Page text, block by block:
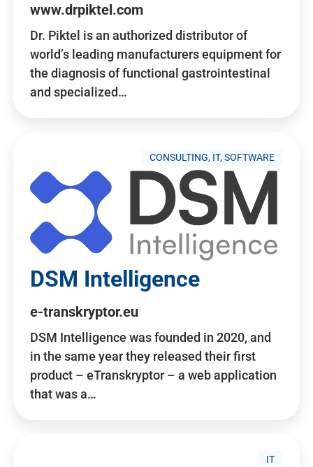
www.drpiktel.com
Dr. Piktel is an authorized distributor of
world’s leading manufacturers equipment for
the diagnosis of functional gastrointestinal
and specialized…
CONSULTING, IT, SOFTWARE
DSM Intelligence
e-transkryptor.eu
DSM Intelligence was founded in 2020, and
in the same year they released their first
product – eTranskryptor – a web application
that was a…
IT